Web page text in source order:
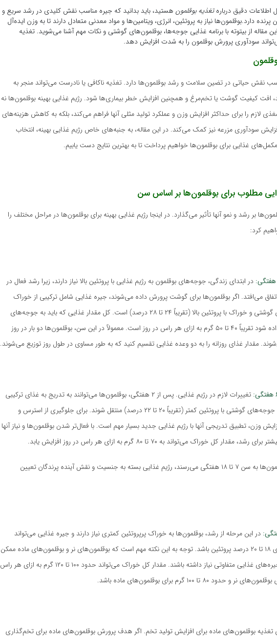
اطلاعات دقیق دربارهتغذیه بوقلمون هستید، باید بدانید که جیره مناسب نقش کلیدی در رشد سریع و
دارد.بوقلمون‌ها نیاز به پروتئین، انرژی، ویتامین‌ها و مواد معدنی متعادل دارند تا به وزن ایده‌آل
مقاله از بیتوته با برنامه غذایی جوجه‌ها، بوقلمون‌های گوشتی و نکات مهم آشنا می‌شوید. تغذیه
سودآوری پرورش بوقلمون را به شدت افزایش دهد.
نقش حیاتی در تضین سلامت و رشد بوقلمون‌ها دارد. تغذیه ناکافی یا نادرست می‌تواند منجر به
افت کیفیت گوشت یا تخم‌مرغ و همچنین افزایش خطر بیماری‌ها شود. رژیم غذایی بهینه بوقلمون‌ها نه
مغذی لازم را برای حداکثر افزایش وزن و عملکرد تولید مثلی آنها فراهم می‌کند، بلکه به کاهش هزینه‌های
سودآوری مزرعه نیز کمک می‌کند. در این مقاله، به جنبه‌های خاص رژیم غذایی بهینه، انتخاب
غذایی برای بوقلمون‌ها خواهیم پرداخت تا به بهترین نتایج دست یابیم.
مطلوب برای بوقلمون‌ها بر اساس سن
بر رشد و نمو آنها تأثیر می‌گذارد. در اینجا رژیم غذایی بهینه برای بوقلمون‌ها در مراحل مختلف را
کرد:
در ابتدای زندگی، جوجه‌های بوقلمون به رژیم غذایی با پروتئین بالا نیاز دارند، زیرا رشد فعال در
می‌افتد. اگر بوقلمون‌ها برای گوشت پرورش داده می‌شوند، جیره غذایی شامل ترکیبی از خوراک
جوجه‌های گوشتی و خوراک با پروتئین بالا (تقریباً ۲۴ تا ۲۸ درصد) است. کل مقدار غذایی که باید به جوجه‌های
بوقلمون داده شود تقریباً ۴۰ تا ۵۰ گرم به ازای هر راس در روز است. معمولاً در این سن، بوقلمون‌ها دو بار در روز
مقدار غذای روزانه را به دو وعده غذایی تقسیم کنید که به طور مساوی در طول روز توزیع می‌شوند.
تغییرات لازم در رژیم غذایی. پس از ۲ هفتگی، بوقلمون‌ها می‌توانند به تدریج به غذای ترکیبی
مخصوص جوجه‌های گوشتی با پروتئین کمتر (تقریباً ۲۰ تا ۲۲ درصد) منتقل شوند. برای جلوگیری از استرس و
وزن، تطبیق تدریجی آنها با رژیم غذایی جدید بسیار مهم است. با فعال‌تر شدن بوقلمون‌ها و نیاز آنها
رشد، مقدار کل خوراک می‌تواند به ۷۰ تا ۸۰ گرم به ازای هر راس در روز افزایش یابد.
وقتی بوقلمون‌ها به سن ۷ تا ۱۸ هفتگی می‌رسند، رژیم غذایی بسته به جنسیت و نقش آینده پرندگان تعیین
در این مرحله از رشد، بوقلمون‌ها به خوراک پرپروتئین کمتری نیاز دارند و جیره غذایی می‌تواند
تقریباً حاوی ۱۸ تا ۲۰ درصد پروتئین باشد. توجه به این نکته مهم است که بوقلمون‌های نر و بوقلمون‌های ماده ممکن
است به جیره‌های غذایی متفاوتی نیاز داشته باشند. مقدار کل خوراک می‌تواند حدود ۱۰۰ تا ۱۲۰ گرم به ازای هر راس
نر و حدود ۸۰ تا ۱۰۰ گرم برای بوقلمون‌های ماده باشد.
بوقلمون‌های ماده برای افزایش تولید تخم. اگر هدف پرورش بوقلمون‌های ماده برای تخم‌گذاری